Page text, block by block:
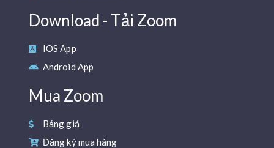
Download - Tải Zoom
IOS App
Android App
Mua Zoom
Bảng giá
Đăng ký mua hàng